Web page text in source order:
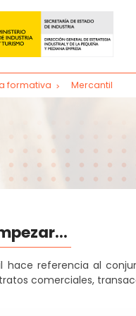
CIRCE para
social de una
formativa Mercantil
hace referencia al
comerciales,